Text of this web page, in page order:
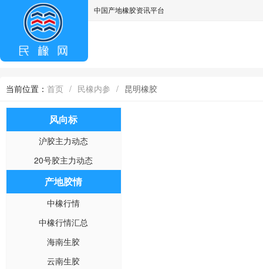
中国产地橡胶资讯平台
当前位置： 首页 / 民橡内参 / 昆明橡胶
风向标
沪胶主力动态
20号胶主力动态
产地胶情
中橡行情
中橡行情汇总
海南生胶
云南生胶